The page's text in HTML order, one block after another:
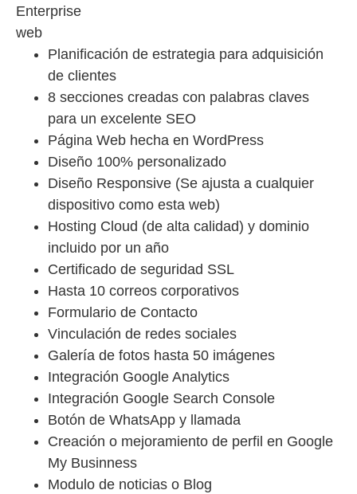
Enterprise
web
Planificación de estrategia para adquisición
de clientes
8 secciones creadas con palabras claves
para un excelente SEO
Página Web hecha en WordPress
Diseño 100% personalizado
Diseño Responsive (Se ajusta a cualquier
dispositivo como esta web)
Hosting Cloud (de alta calidad) y dominio
incluido por un año
Certificado de seguridad SSL
Hasta 10 correos corporativos
Formulario de Contacto
Vinculación de redes sociales
Galería de fotos hasta 50 imágenes
Integración Google Analytics
Integración Google Search Console
Botón de WhatsApp y llamada
Creación o mejoramiento de perfil en Google
My Businness
Modulo de noticias o Blog